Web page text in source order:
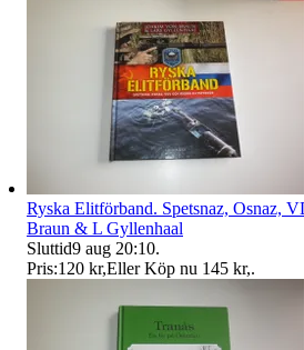
Ryska Elitförband. Spetsnaz, Osnaz,
Braun & L Gyllenhaal
Sluttid9 aug 20:10.
Pris:120 kr,Eller Köp nu 145 kr,.